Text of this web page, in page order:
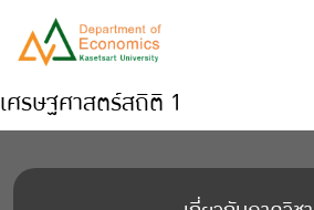
เศรษฐศาสตร์สถิติ 1